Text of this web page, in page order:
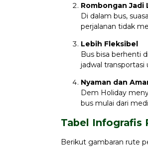
Rombongan Jadi
Di dalam bus,
perjalanan tidak
Lebih Fleksibel
Bus bisa berhenti
jadwal transportasi
Nyaman dan
Dem Holiday
bus mulai dari
Tabel Infografis
Berikut gambaran rute